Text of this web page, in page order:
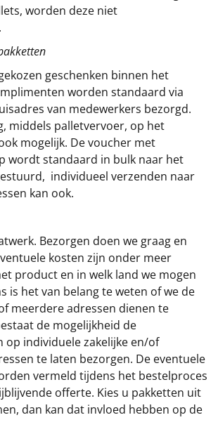
worden deze niet
geschenken binnen het
worden standaard via
van medewerkers bezorgd.
middels palletvervoer, op het
mogelijk. De voucher met
wordt standaard in bulk naar het
individueel verzenden naar
kan ook.
Bezorgen doen we graag en
kosten zijn onder meer
product en in welk land we mogen
is het van belang te weten of we de
meerdere adressen dienen te
de mogelijkheid de
op individuele zakelijke en/of
te laten bezorgen. De eventuele
vermeld tijdens het bestelproces
offerte. Kies u pakketten uit
dan kan dat invloed hebben op de